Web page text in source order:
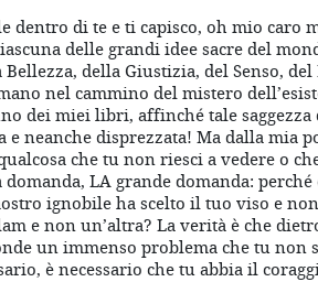
dentro di te e ti capisco, oh mio caro
delle grandi idee sacre del
della Giustizia, del Senso, del
nel cammino del mistero
dei miei libri, affinché tale saggezza
neanche disprezzata! Ma dalla mia
che tu non riesci a vedere o
LA grande domanda:
ignobile ha scelto il tuo viso e
e non un’altra? La verità è che
un immenso problema che tu non
è necessario che tu abbia il